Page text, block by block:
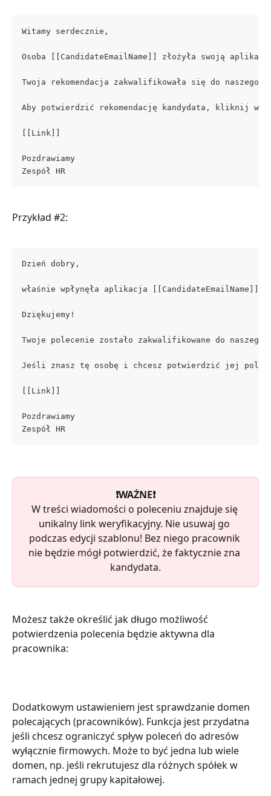
Witamy serdecznie,
Osoba [[CandidateEmailName]] złożyła swoją
Twoja rekomendacja zakwalifikowała się do
Aby potwierdzić rekomendację kandydata, kliknij w
[[Link]]
Pozdrawiamy
Zespół HR
Przykład #2:
Dzień dobry,
właśnie wpłynęła aplikacja
Dziękujemy!
Twoje polecenie zostało zakwalifikowane do naszego
Jeśli znasz tę osobę i chcesz potwierdzić jej
[[Link]]
Pozdrawiamy
Zespół HR
❗️WAŻNE❗️
W treści wiadomości o poleceniu znajduje się
unikalny link weryfikacyjny. Nie usuwaj go
podczas edycji szablonu! Bez niego pracownik
nie będzie mógł potwierdzić, że faktycznie zna
kandydata.
Możesz także określić jak długo możliwość
potwierdzenia polecenia będzie aktywna dla
pracownika:
Dodatkowym ustawieniem jest sprawdzanie domen
polecających (pracowników). Funkcja jest przydatna
jeśli chcesz ograniczyć spływ poleceń do adresów
wyłącznie firmowych. Może to być jedna lub wiele
domen, np. jeśli rekrutujesz dla różnych spółek w
ramach jednej grupy kapitałowej.